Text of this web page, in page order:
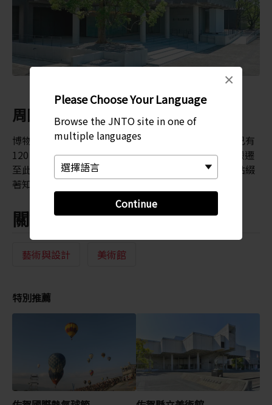
Please Choose Your Language
Browse the JNTO site in one of
multiple languages
Continue
×
周圍景點
博物館外有一家名叫「Seikeian」的日本茶館，以及已有
120 年歷史的岡田三郎助工作室。這間工作室從東京搬遷
至此，後經修復而成。設施四周是寧靜的公園，園內點綴
著知名佐賀藝術家古賀忠雄創作的雕塑。
關鍵字
藝術與設計 美術館
特別推薦